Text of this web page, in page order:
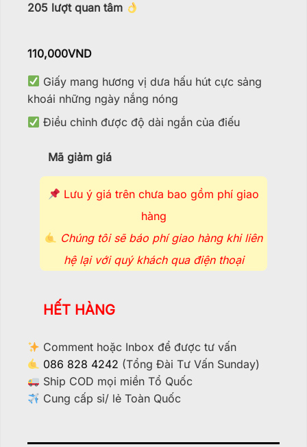
205 lượt quan tâm
110,000VND
Giấy mang hương vị dưa hấu hút cực sảng
khoái những ngày nắng nóng
Điều chỉnh được độ dài ngắn của điếu
Mã giảm giá
Lưu ý giá trên chưa bao gồm phí giao
hàng
Chúng tôi sẽ báo phí giao hàng khi liên
hệ lại với quý khách qua điện thoại
HẾT HÀNG
Comment hoặc Inbox để được tư vấn
086 828 4242 (Tổng Đài Tư Vấn Sunday)
Ship COD mọi miền Tổ Quốc
Cung cấp sỉ/ lẻ Toàn Quốc